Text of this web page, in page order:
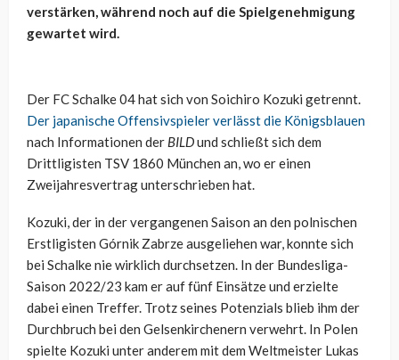
verstärken, während noch auf die Spielgenehmigung
gewartet wird.
Der FC Schalke 04 hat sich von Soichiro Kozuki getrennt.
Der japanische Offensivspieler verlässt die Königsblauen
nach Informationen der BILDund schließt sich dem
Drittligisten TSV 1860 München an, wo er einen
Zweijahresvertrag unterschrieben hat.
Kozuki, der in der vergangenen Saison an den polnischen
Erstligisten Górnik Zabrze ausgeliehen war, konnte sich
bei Schalke nie wirklich durchsetzen. In der Bundesliga-
Saison 2022/23 kam er auf fünf Einsätze und erzielte
dabei einen Treffer. Trotz seines Potenzials blieb ihm der
Durchbruch bei den Gelsenkirchenern verwehrt. In Polen
spielte Kozuki unter anderem mit dem Weltmeister Lukas